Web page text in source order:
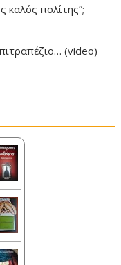
καλός πολίτης”;
(video)